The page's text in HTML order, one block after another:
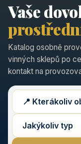
Vaše
Katalog osobně
vinných sklepů po
kontakt na